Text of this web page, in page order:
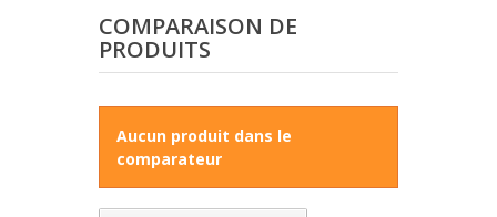
COMPARAISON DE
PRODUITS
Aucun produit dans le
comparateur